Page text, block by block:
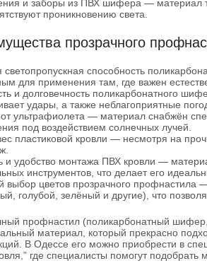
и заборы из ПВХ шифера — материал
проникновению света.
прозрачного
способность
для применения там, где важен
и долговечность поликарбонатного
удары, а также неблагоприятные
ультрафиолета — материал снабжён
под воздействием солнечных лучей.
пластиковой кровли — несмотря на
и удобство монтажа ПВХ кровли —
инструментов, что делает его
выбор цветов прозрачного профнастила —
голубой, зелёный и другие), что
профнастил (поликарбонатный
материал, который прекрасно
В Одессе его можно приобрести в
где специалисты помогут подобрать